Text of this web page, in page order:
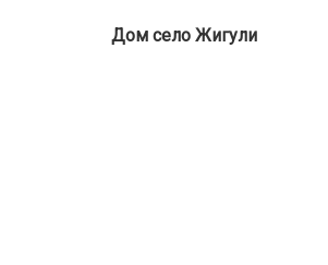
Дом село Жигули